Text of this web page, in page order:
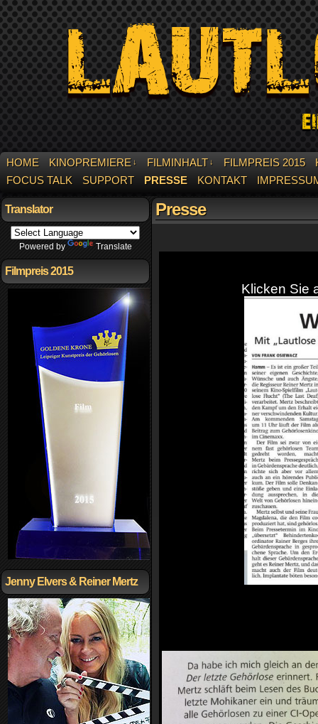
HOME KINOPREMIERE ↓ FILMINHALT ↓ FILMPREIS 2015
FOCUS TALK
SUPPORT PRESSE KONTAKT
Translator
Powered by Translate
Filmpreis 2015
Jenny Elvers & Reiner Mertz
Presse
Klicken Sie